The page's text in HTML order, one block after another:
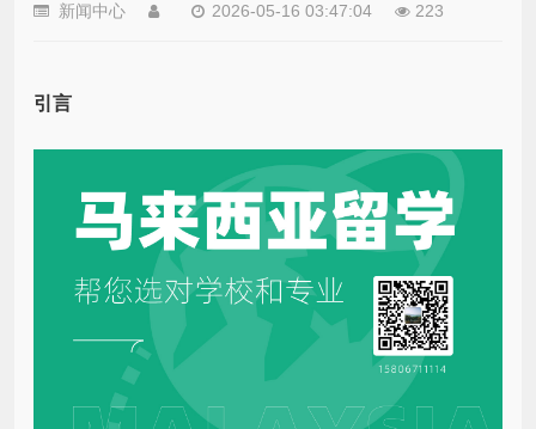
新闻中心 2026-05-16 03:47:04 223
引言